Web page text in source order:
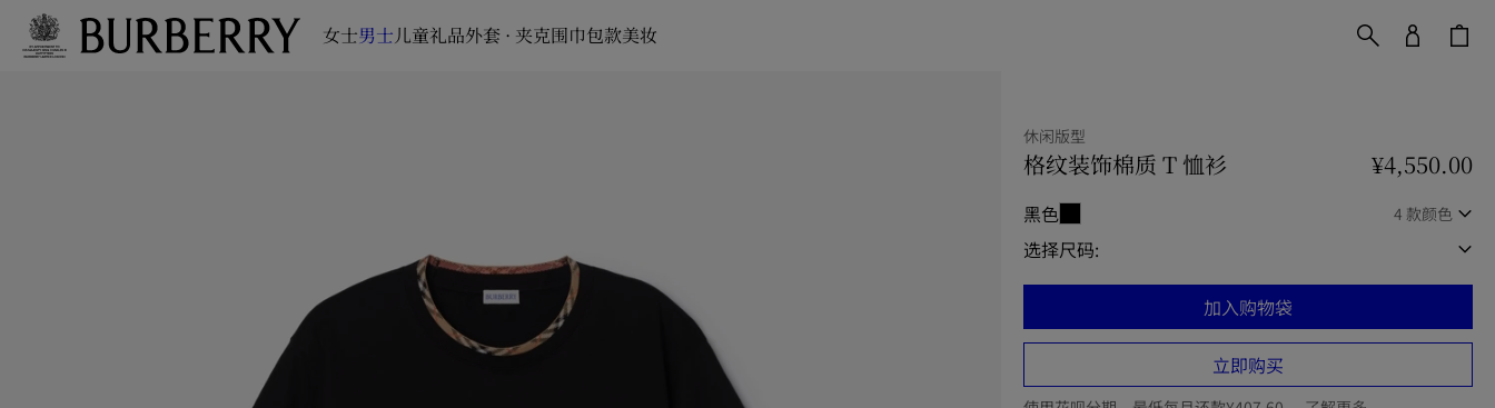
女士男士儿童礼品外套 · 夹克围巾包款美妆
休闲版型
格纹装饰棉质 T 恤衫 价格 ¥4,550.00休闲版型
¥4,550.00
黑色 4 款颜色
选择尺码:
加入购物袋
立即购买